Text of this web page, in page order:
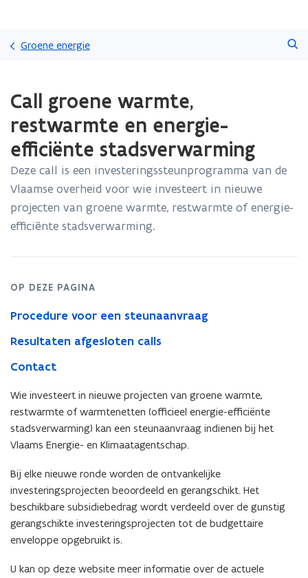
gaan
Groene energie
met
laden.
bevindt
zich
op:
Call
groene
warmte,
restwarmte
stadsverwarming
Call groene warmte,
restwarmte en energie-
efficiënte stadsverwarming
Deze call is een investeringssteunprogramma van de
Vlaamse overheid voor wie investeert in nieuwe
projecten van groene warmte, restwarmte of energie-
efficiënte stadsverwarming.
OP DEZE PAGINA
Procedure voor een steunaanvraag
Resultaten afgesloten calls
Contact
Wie investeert in nieuwe projecten van groene warmte,
restwarmte of warmtenetten (officieel energie-efficiënte
stadsverwarming) kan een steunaanvraag indienen bij het
Vlaams Energie- en Klimaatagentschap.
Bij elke nieuwe ronde worden de ontvankelijke
investeringsprojecten beoordeeld en gerangschikt. Het
beschikbare subsidiebedrag wordt verdeeld over de gunstig
gerangschikte investeringsprojecten tot de budgettaire
enveloppe opgebruikt is.
U kan op deze website meer informatie over de actuele